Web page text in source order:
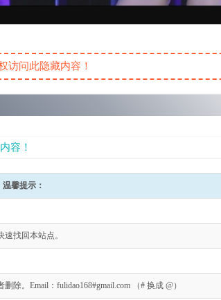
访问此隐藏内容！
容！
温馨提示：
找回本站点。
。Email：fulidao168#gmail.com （# 换成 @）